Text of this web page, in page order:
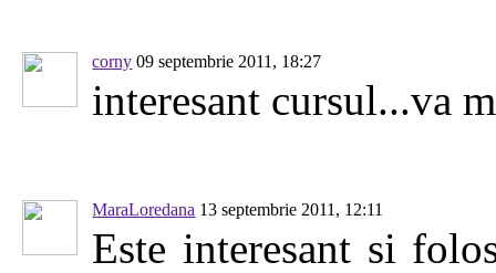
corny 09 septembrie 2011, 18:27
interesant cursul...va
MaraLoredana 13 septembrie 2011, 12:11
Este interesant si